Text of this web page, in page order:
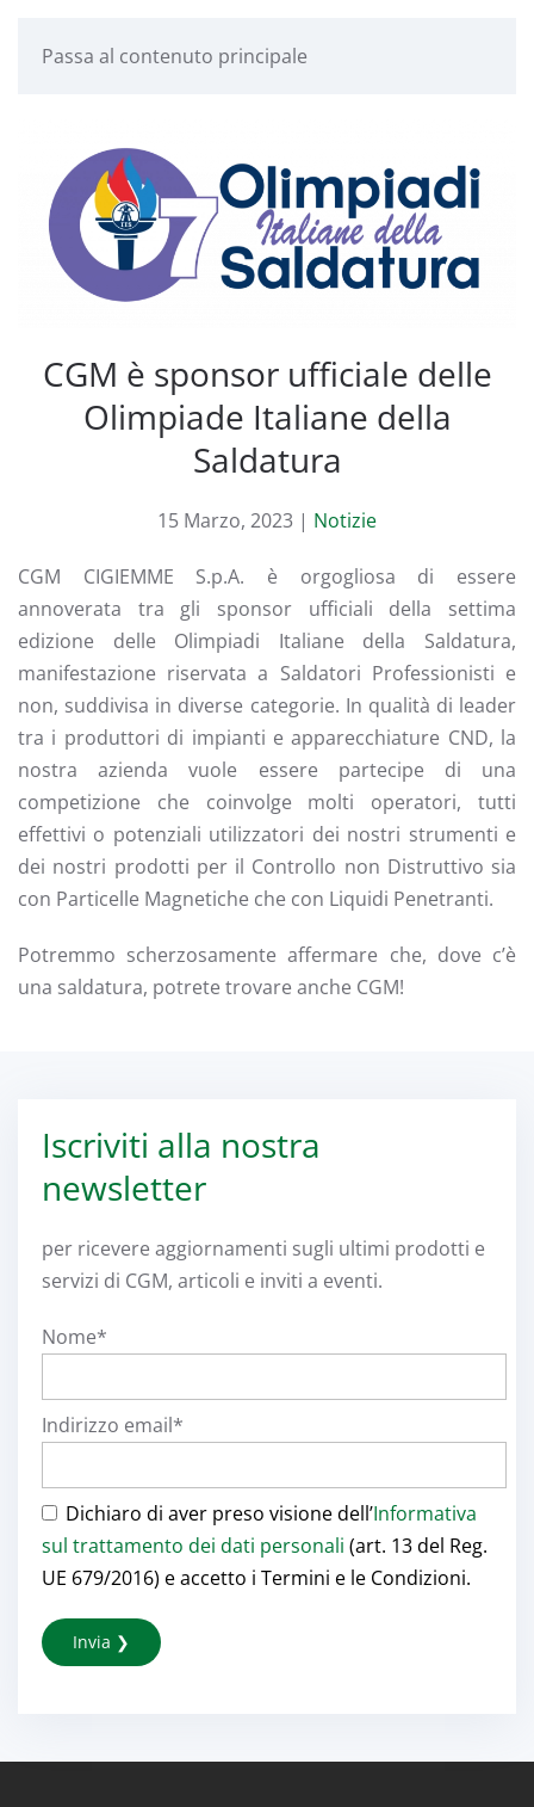
Passa al contenuto principale
CGM è sponsor ufficiale delle
Olimpiade Italiane della
Saldatura
15 Marzo, 2023 | Notizie
CGM CIGIEMME S.p.A. è orgogliosa di essere
annoverata tra gli sponsor ufficiali della settima
edizione delle Olimpiadi Italiane della Saldatura,
manifestazione riservata a Saldatori Professionisti e
non, suddivisa in diverse categorie. In qualità di leader
tra i produttori di impianti e apparecchiature CND, la
nostra azienda vuole essere partecipe di una
competizione che coinvolge molti operatori, tutti
effettivi o potenziali utilizzatori dei nostri strumenti e
dei nostri prodotti per il Controllo non Distruttivo sia
con Particelle Magnetiche che con Liquidi Penetranti.
Potremmo scherzosamente affermare che, dove c’è
una saldatura, potrete trovare anche CGM!
Iscriviti alla nostra
newsletter
per ricevere aggiornamenti sugli ultimi prodotti e
servizi di CGM, articoli e inviti a eventi.
Nome*
Indirizzo email*
Dichiaro di aver preso visione dell’Informativa
sul trattamento dei dati personali (art. 13 del Reg.
UE 679/2016) e accetto i Termini e le Condizioni.